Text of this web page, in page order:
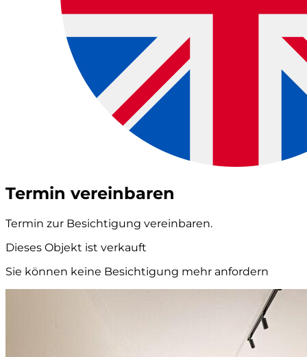
Termin vereinbaren
Termin zur Besichtigung vereinbaren.
Dieses Objekt ist verkauft
Sie können keine Besichtigung mehr anfordern